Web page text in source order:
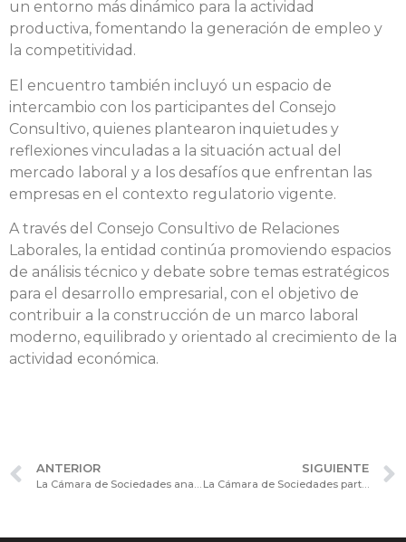
un entorno más dinámico para la actividad
productiva, fomentando la generación de empleo y
la competitividad.
El encuentro también incluyó un espacio de
intercambio con los participantes del Consejo
Consultivo, quienes plantearon inquietudes y
reflexiones vinculadas a la situación actual del
mercado laboral y a los desafíos que enfrentan las
empresas en el contexto regulatorio vigente.
A través del Consejo Consultivo de Relaciones
Laborales, la entidad continúa promoviendo espacios
de análisis técnico y debate sobre temas estratégicos
para el desarrollo empresarial, con el objetivo de
contribuir a la construcción de un marco laboral
moderno, equilibrado y orientado al crecimiento de la
actividad económica.
ANTERIOR SIGUIENTE
La Cámara de Sociedades participó de una reunión informativa de la CNV sobre nuevas disposiciones para el financiamiento colectivo y el mercado de capitales